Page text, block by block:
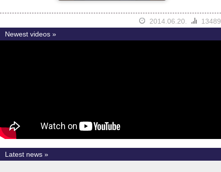
2014.06.20.
13489
Newest videos »
Latest news »